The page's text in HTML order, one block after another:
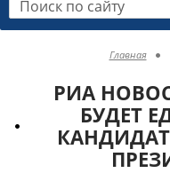
Главная
РИА
БУДЕТ